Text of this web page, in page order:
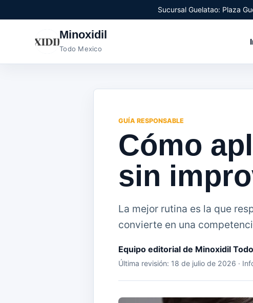
Sucursal Guelatao: Plaza
Minoxidil
Todo Mexico
GUÍA RESPONSABLE
Cómo
sin
La mejor rutina es la que
convierte en una
Equipo editorial de Minoxidil
Última revisión: 18 de julio de 2026 ·